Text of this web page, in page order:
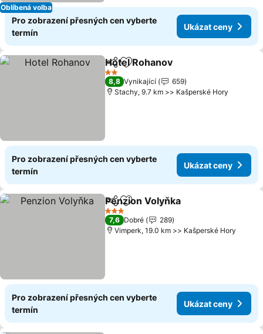
Oblíbená volba
Pro zobrazení přesných cen vyberte
termín
Ukázat ceny
SdíletPřidat na seznam oblíbených
Hotel Rohanov
2 Počet hvězdiček
8,8 Vynikající
659
Stachy, 9.7 km >> Kašperské Hory
Pro zobrazení přesných cen vyberte
termín
Ukázat ceny
SdíletPřidat na seznam oblíbených
Penzion Volyňka
3 Počet hvězdiček
7,6 Dobré
289
Vimperk, 19.0 km >> Kašperské Hory
Pro zobrazení přesných cen vyberte
termín
Ukázat ceny